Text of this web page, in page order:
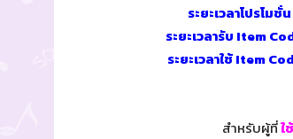
ระยะเวลาโปรโมชั่น
ระยะเวลารับ Item
ระยะเวลาใช้ Item
สำหรับผู้ที่ใ